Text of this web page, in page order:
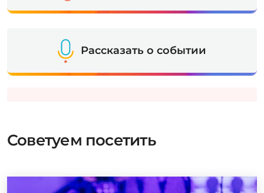
Рассказать о событии
Советуем посетить